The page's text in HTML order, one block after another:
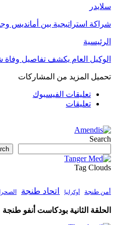
سلايدر
شراكة استراتيجية بين أمانديس
الرئيسية
الوكيل العام يكشف تفاصيل
تحميل المزيد من المشاركات
تعليقات الفيسبوك
تعليقات
Search
Tag Clouds
أمن طنجة أوكرانيا اتحاد طنجة
الحلقة الثانية بودكاست أنفو طنجة